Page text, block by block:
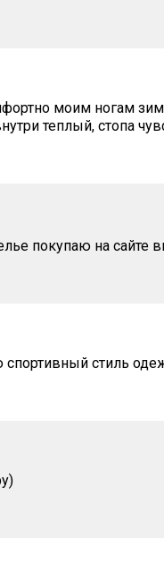
моим ногам
теплый, стопа
покупаю на сайте
спортивный стиль